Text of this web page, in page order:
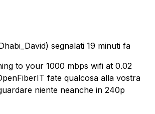
segnalati 19 minuti fa
to your 1000 mbps wifi at 0.02
fate qualcosa alla vostra
niente neanche in 240p